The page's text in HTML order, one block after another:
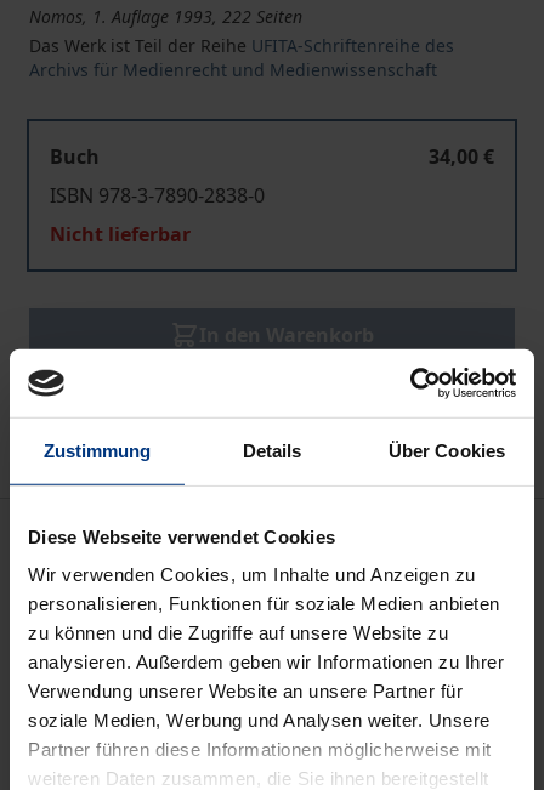
Zustimmung Details Über Cookies
Diese Webseite verwendet Cookies
Wir verwenden Cookies, um Inhalte und Anzeigen zu
personalisieren, Funktionen für soziale Medien anbieten
zu können und die Zugriffe auf unsere Website zu
analysieren. Außerdem geben wir Informationen zu Ihrer
Verwendung unserer Website an unsere Partner für
soziale Medien, Werbung und Analysen weiter. Unsere
Partner führen diese Informationen möglicherweise mit
weiteren Daten zusammen, die Sie ihnen bereitgestellt
Nomos, 1. Auflage 1993, 222 Seiten
Das Werk ist Teil der Reihe UFITA-Schriftenreihe des
Archivs für Medienrecht und Medienwissenschaft
Buch
34,00 €
ISBN 978-3-7890-2838-0
Nicht lieferbar
Zur Wunschliste hinzufügen
Beschreibung
Das Filmwerk ist die an gestalterischen
Ausdrucksmitteln reichste Werkart, an deren
Herstellung viele beteiligt sind. Dies wirft schon seit
jeher eine Vielzahl urheberrechtlicher Fragen auf,
die zudem in den Ländern Europas und den USA auf
unterschiedliche Art beantwortet werden. Da dem